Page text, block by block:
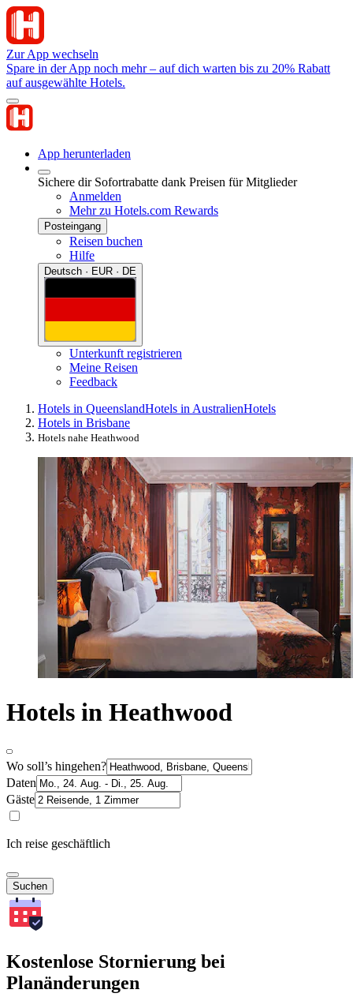
Zur App wechseln
Spare in der App noch mehr – auf dich warten bis zu 20% Rabatt
auf ausgewählte Hotels.
App herunterladen
Sichere dir Sofortrabatte dank Preisen für Mitglieder
Anmelden
Mehr zu Hotels.com Rewards
Posteingang
Reisen buchen
Hilfe
Deutsch · EUR · DE
Unterkunft registrieren
Meine Reisen
Feedback
Hotels in QueenslandHotels in AustralienHotels
Hotels in Brisbane
Hotels nahe Heathwood
Hotels in Heathwood
Wo soll’s hingehen?
Daten
Gäste
Ich reise geschäftlich
Suchen
Kostenlose Stornierung bei
Planänderungen